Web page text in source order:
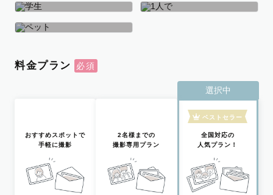
カップル フレンズ
学生
料金プラン
おすすめスポットで
手軽に撮影
2名様までの
撮影専用プラン
選択中
ベストセラー
全国対応の
人気プラン！